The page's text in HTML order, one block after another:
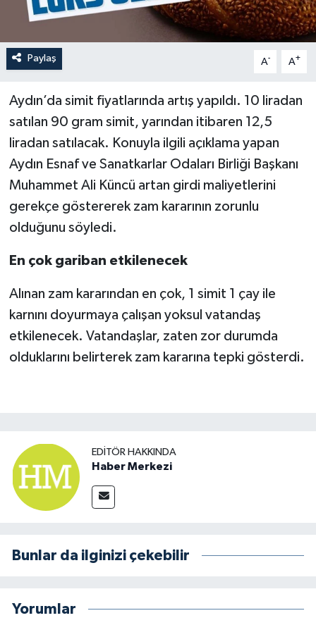
Paylaş A- A+
Aydın’da simit fiyatlarında artış yapıldı. 10 liradan
satılan 90 gram simit, yarından itibaren 12,5
liradan satılacak. Konuyla ilgili açıklama yapan
Aydın Esnaf ve Sanatkarlar Odaları Birliği Başkanı
Muhammet Ali Küncü artan girdi maliyetlerini
gerekçe göstererek zam kararının zorunlu
olduğunu söyledi.
En çok gariban etkilenecek
Alınan zam kararından en çok, 1 simit 1 çay ile
karnını doyurmaya çalışan yoksul vatandaş
etkilenecek. Vatandaşlar, zaten zor durumda
olduklarını belirterek zam kararına tepki gösterdi.
EDITÖR HAKKINDA
Haber Merkezi
Bunlar da ilginizi çekebilir
Yorumlar